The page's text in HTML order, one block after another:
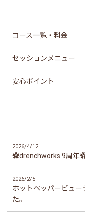
コース一覧・料金
セッションメニュー
安心ポイント
2026/4/12
✿drenchworks 9周年
2026/2/5
ホットペッパービュー
た。